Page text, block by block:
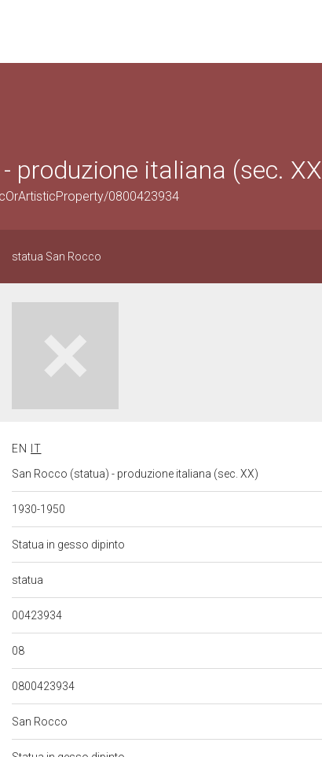
produzione italiana (sec.
0800423934
statua San Rocco
EN
IT
San Rocco (statua) - produzione italiana (sec. XX)
1930-1950
Statua in gesso dipinto
statua
00423934
08
0800423934
San Rocco